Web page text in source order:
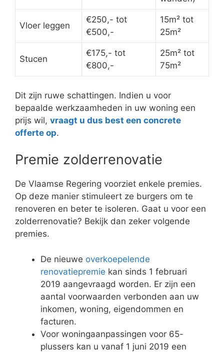
Vloer leggen
€250,- tot
€500,-
15m² tot
25m²
Stucen
€175,- tot
€800,-
25m² tot
75m²
Dit zijn ruwe schattingen. Indien u voor
bepaalde werkzaamheden in uw woning een
prijs wil, vraagt u dus best een concrete
offerte op.
Premie zolderrenovatie
De Vlaamse Regering voorziet enkele premies.
Op deze manier stimuleert ze burgers om te
renoveren en beter te isoleren. Gaat u voor een
zolderrenovatie? Bekijk dan zeker volgende
premies.
De nieuwe overkoepelende
renovatiepremie kan sinds 1 februari
2019 aangevraagd worden. Er zijn een
aantal voorwaarden verbonden aan uw
inkomen, woning, eigendommen en
facturen.
Voor woningaanpassingen voor 65-
plussers kan u vanaf 1 juni 2019 een